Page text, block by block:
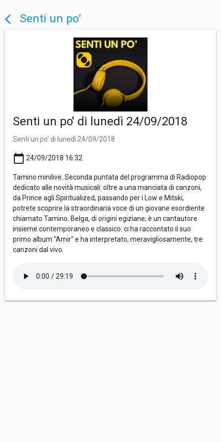
arrow_back_ios Senti un po’
Senti un po' di lunedì 24/09/2018
Senti un po' di lunedì 24/09/2018
calendar_today 24/09/2018 16:32
Tamino minilive..Seconda puntata del programma di Radiopop
dedicato alle novità musicali: oltre a una manciata di canzoni,
da Prince agli Spiritualized, passando per i Low e Mitski,
potrete scoprire la straordinaria voce di un giovane esordiente
chiamato Tamino. Belga, di origini egiziane, è un cantautore
insieme contemporaneo e classico: ci ha raccontato il suo
primo album "Amir" e ha interpretato, meravigliosamente, tre
canzoni dal vivo.